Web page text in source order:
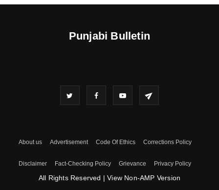
Punjabi Bulletin
About us Advertisement Code Of Ethics Corrections Policy
Disclaimer Fact-Checking Policy Grievance Privacy Policy
All Rights Reserved | View Non-AMP Version